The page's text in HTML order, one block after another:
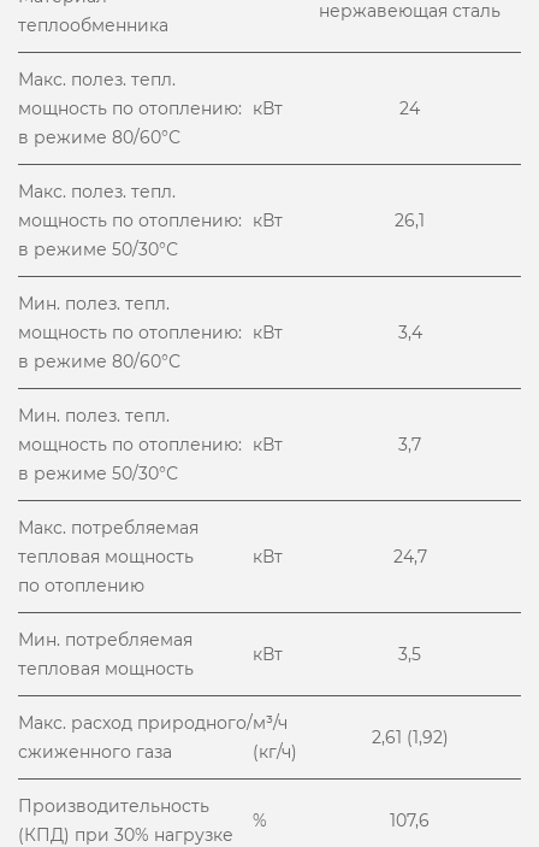
теплообменника
нержавеющая сталь
Макс. полез. тепл.
мощность по отоплению:
в режиме 80/60°С
кВт 24
Макс. полез. тепл.
мощность по отоплению:
в режиме 50/30°С
кВт 26,1
Мин. полез. тепл.
мощность по отоплению:
в режиме 80/60°С
кВт 3,4
Мин. полез. тепл.
мощность по отоплению:
в режиме 50/30°С
кВт 3,7
Макс. потребляемая
тепловая мощность
по отоплению
кВт 24,7
Мин. потребляемая
тепловая мощность
кВт 3,5
Макс. расход природного/
сжиженного газа
м³/ч
(кг/ч)
2,61 (1,92)
Производительность
(КПД) при 30% нагрузке
% 107,6